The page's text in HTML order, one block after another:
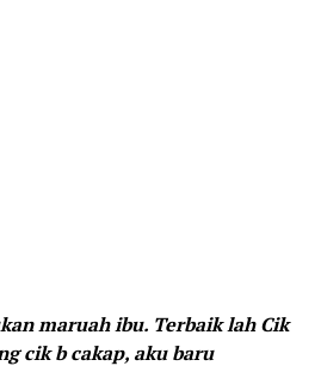
maruah ibu. Terbaik lah Cik
cik b cakap, aku baru